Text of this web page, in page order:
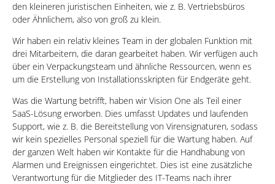
den kleineren juristischen Einheiten, wie z. B. Vertriebsbüros
oder Ähnlichem, also von groß zu klein.
Wir haben ein relativ kleines Team in der globalen Funktion mit
drei Mitarbeitern, die daran gearbeitet haben. Wir verfügen auch
über ein Verpackungsteam und ähnliche Ressourcen, wenn es
um die Erstellung von Installationsskripten für Endgeräte geht.
Was die Wartung betrifft, haben wir Vision One als Teil einer
SaaS-Lösung erworben. Dies umfasst Updates und laufenden
Support, wie z. B. die Bereitstellung von Virensignaturen, sodass
wir kein spezielles Personal speziell für die Wartung haben. Auf
der ganzen Welt haben wir Kontakte für die Handhabung von
Alarmen und Ereignissen eingerichtet. Dies ist eine zusätzliche
Verantwortung für die Mitglieder des IT-Teams nach ihrer